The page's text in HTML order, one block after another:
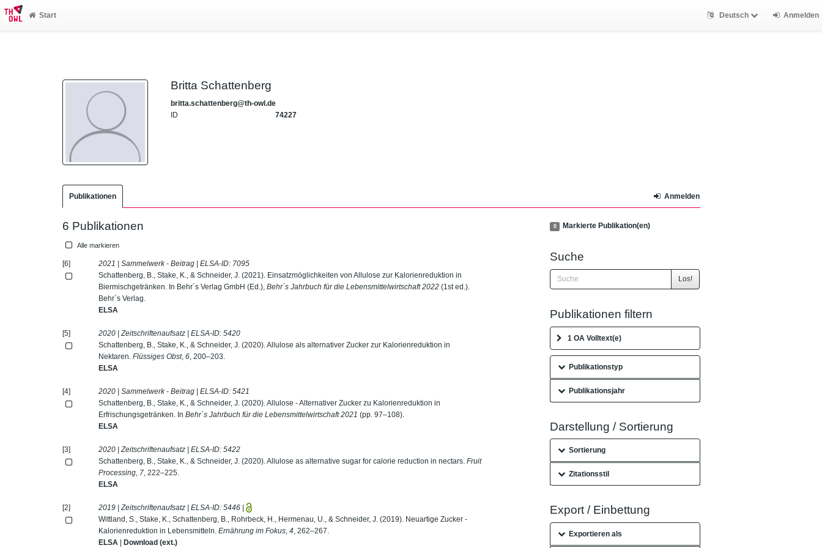
Start Deutsch Anmelden
Britta Schattenberg
britta.schattenberg@th-owl.de
ID
74227
Publikationen Anmelden
6 Publikationen
Alle markieren
[6] 2021 | Sammelwerk - Beitrag | ELSA-ID: 7095
Schattenberg, B., Stake, K., & Schneider, J. (2021). Einsatzmöglichkeiten von Allulose zur Kalorienreduktion in
Biermischgetränken. In Behr´s Verlag GmbH (Ed.),Behr´s Jahrbuch für die Lebensmittelwirtschaft 2022 (1st ed.).
Behr´s Verlag.
ELSA
[5] 2020 | Zeitschriftenaufsatz | ELSA-ID:5420
Schattenberg, B., Stake, K., & Schneider, J. (2020). Allulose als alternativer Zucker zur Kalorienreduktion in
Nektaren.Flüssiges Obst,6 , 200–203.
ELSA
[4] 2020 | Sammelwerk - Beitrag | ELSA-ID:5421
Schattenberg, B., Stake, K., & Schneider, J. (2020). Allulose - Alternativer Zucker zu Kalorienreduktion in
Erfrischungsgetränken. InBehr`s Jahrbuch für die Lebensmittelwirtschaft 2021 (pp. 97–108).
ELSA
[3] 2020 | Zeitschriftenaufsatz | ELSA-ID:5422
Schattenberg, B., Stake, K., & Schneider, J. (2020). Allulose as alternative sugar for calorie reduction in nectars.Fruit
Processing 7 , 222–225.
ELSA
[2] 2019 | Zeitschriftenaufsatz | ELSA-ID:5446 |
Wittland, S., Stake, K., Schattenberg, B., Rohrbeck, H., Hermenau, U., & Schneider, J. (2019). Neuartige Zucker -
Kalorienreduktion in Lebensmitteln.Ernährung im Fokus ,4 , 262–267.
ELSA |Download (ext.)
0 Markierte Publikation(en)
Suche
Los!
Publikationen filtern
1 OA Volltext(e)
Publikationstyp
Publikationsjahr
Darstellung / Sortierung
Sortierung
Zitationsstil
Export / Einbettung
Exportieren als